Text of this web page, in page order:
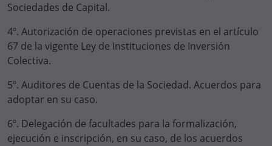
Sociedades de Capital.
4º. Autorización de operaciones previstas en el artículo
67 de la vigente Ley de Instituciones de Inversión
Colectiva.
5º. Auditores de Cuentas de la Sociedad. Acuerdos para
adoptar en su caso.
6º. Delegación de facultades para la formalización,
ejecución e inscripción, en su caso, de los acuerdos